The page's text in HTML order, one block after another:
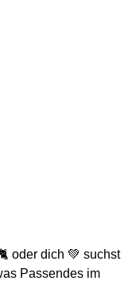
oder dich 💚 suchst
Passendes im